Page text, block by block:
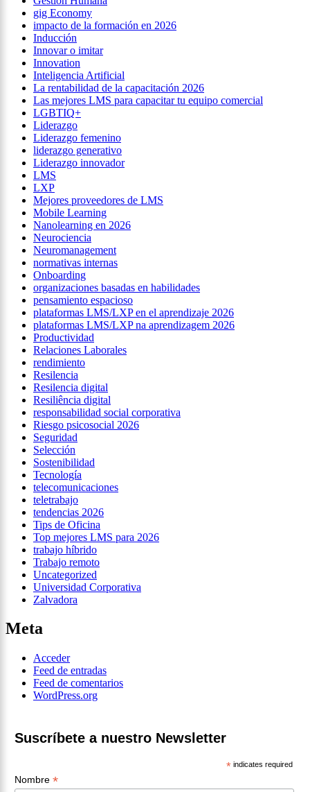
gig Economy
impacto de la formación en 2026
Inducción
Innovar o imitar
Innovation
Inteligencia Artificial
La rentabilidad de la capacitación 2026
Las mejores LMS para capacitar tu equipo comercial
LGBTIQ+
Liderazgo
Liderazgo femenino
liderazgo generativo
Liderazgo innovador
LMS
LXP
Mejores proveedores de LMS
Mobile Learning
Nanolearning en 2026
Neurociencia
Neuromanagement
normativas internas
Onboarding
organizaciones basadas en habilidades
pensamiento espacioso
plataformas LMS/LXP en el aprendizaje 2026
plataformas LMS/LXP na aprendizagem 2026
Productividad
Relaciones Laborales
rendimiento
Resilencia
Resilencia digital
Resiliência digital
responsabilidad social corporativa
Riesgo psicosocial 2026
Seguridad
Selección
Sostenibilidad
Tecnología
telecomunicaciones
teletrabajo
tendencias 2026
Tips de Oficina
Top mejores LMS para 2026
trabajo híbrido
Trabajo remoto
Uncategorized
Universidad Corporativa
Zalvadora
Meta
Acceder
Feed de entradas
Feed de comentarios
WordPress.org
Suscríbete a nuestro Newsletter
* indicates required
Nombre *